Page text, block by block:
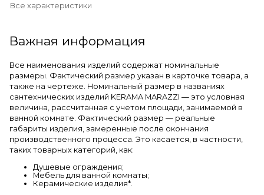
Все характеристики
Важная информация
Все наименования изделий содержат номинальные
размеры. Фактический размер указан в карточке товара, а
также на чертеже. Номинальный размер в названиях
сантехнических изделий KERAMA MARAZZI — это условная
величина, рассчитанная с учетом площади, занимаемой в
ванной комнате. Фактический размер — реальные
габариты изделия, замеренные после окончания
производственного процесса. Это касается, в частности,
таких товарных категорий, как:
Душевые ограждения;
Мебель для ванной комнаты;
Керамические изделия*.